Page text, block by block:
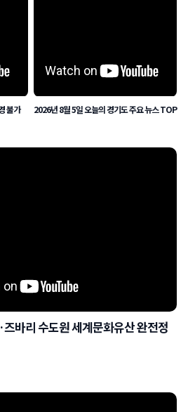
불가
2026년 8월 5일 오늘의 경기도 주요 뉴스 TOP
바리 수도원 세계문화유산 완전정